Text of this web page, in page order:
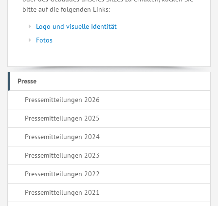
bitte auf die folgenden Links:
Logo und visuelle Identität
Fotos
Presse
Pressemitteilungen 2026
Pressemitteilungen 2025
Pressemitteilungen 2024
Pressemitteilungen 2023
Pressemitteilungen 2022
Pressemitteilungen 2021